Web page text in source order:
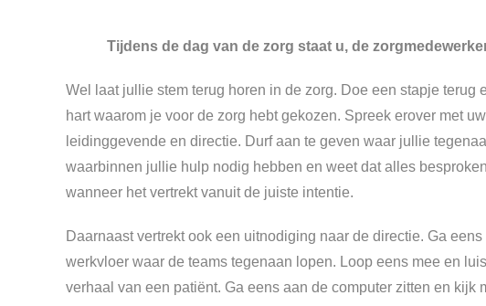
Tijdens de dag van de zorg staat u, de
Wel laat jullie stem terug horen in de zorg. Doe een stapje terug
hart waarom je voor de zorg hebt gekozen. Spreek erover met
leidinggevende en directie. Durf aan te geven waar jullie
waarbinnen jullie hulp nodig hebben en weet dat alles
wanneer het vertrekt vanuit de juiste intentie.
Daarnaast vertrekt ook een uitnodiging naar de directie. Ga
werkvloer waar de teams tegenaan lopen. Loop eens mee en
verhaal van een patiënt. Ga eens aan de computer zitten en kijk